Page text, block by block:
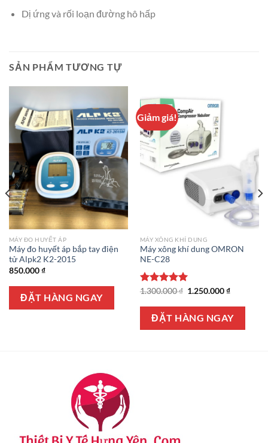
Dị ứng và rối loạn đường hô hấp
SẢN PHẨM TƯƠNG TỰ
MÁY ĐO HUYẾT ÁP
Máy đo huyết áp bắp tay điện
tử Alpk2 K2-2015
850.000₫
ĐẶT HÀNG NGAY
Giảm giá!
MÁY XÔNG KHÍ DUNG
Máy xông khí dung OMRON
NE-C28
Được xếp
5 sao
1.300.000₫ Giá
là:
1.300.000 ₫.
1.250.000₫Giá
tại
là:
1.250.000
ĐẶT HÀNG NGAY